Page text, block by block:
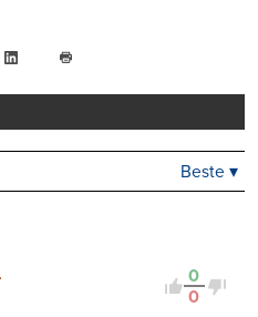
LinkedIn
drucken
Beste ▾
0
0